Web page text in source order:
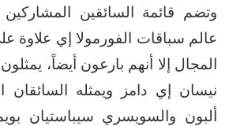
وتضم قائمة السائقين
عالم سباقات الفورمولا إي علاوة
نيسان إي دامز ويمثله السائقان
ألبون والسويسري سيباستيان